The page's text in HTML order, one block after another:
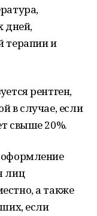
дней,
терапии и
рентген,
в случае, если
свыше 20%.
оформление
лиц
а также
если